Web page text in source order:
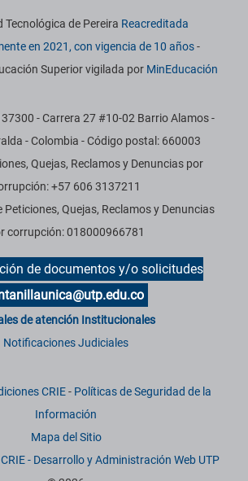
institucional
Tecnológica de Pereira Reacreditada
en 2021, con vigencia de 10 años-
Superior vigilada por MinEducación
- Carrera 27 #10-02 Barrio Alamos -
- Colombia - Código postal: 660003
Quejas, Reclamos y Denuncias por
+57 606 3137211
Quejas, Reclamos y Denuncias
corrupción: 018000966781
de documentos y/o solicitudes
de atención Institucionales
Notificaciones Judiciales
CRIE- Políticas de Seguridad de la
Información
Mapa del Sitio
CRIE - Desarrollo y Administración Web UTP